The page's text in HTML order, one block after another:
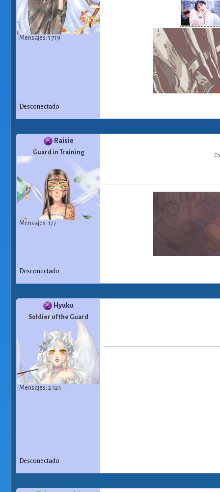
Mensajes: 1 719
Desconectado
Raisie
Guard in Training
Mensajes: 177
Desconectado
Hyuku
Soldier of the Guard
Mensajes: 2 324
Desconectado